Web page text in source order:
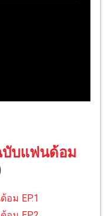
บแฟนด้อม
อม EP.1